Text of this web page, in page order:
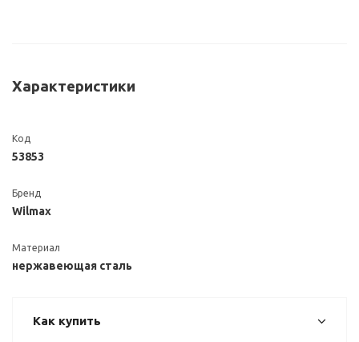
Характеристики
Код
53853
Бренд
Wilmax
Материал
нержавеющая сталь
Как купить